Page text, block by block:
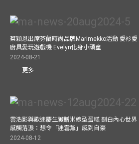
蔡穎恩出席芬蘭時尚品牌Marimekko活動 愛衫愛
廚具愛玩遊戲機 Evelyn化身小頑童
2024-08-21
更多
雲浩影與歌迷慶生獲贈米線型蛋糕 剖白內心世界
感觸落淚：想令「迷雲黨」感到自豪
2024-08-12